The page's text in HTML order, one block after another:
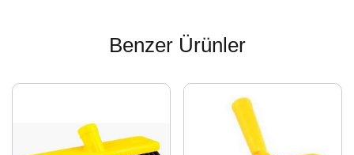
Benzer Ürünler